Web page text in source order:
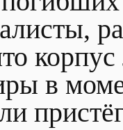
корпус
в